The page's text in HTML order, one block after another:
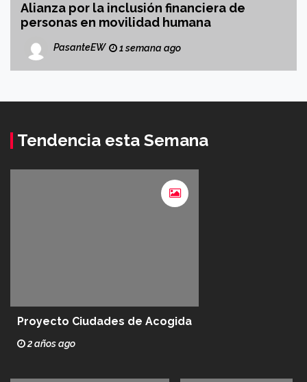
Alianza por la inclusión financiera de
personas en movilidad humana
PasanteEW 1 semana ago
Tendencia esta Semana
Proyecto Ciudades de Acogida
2 años ago